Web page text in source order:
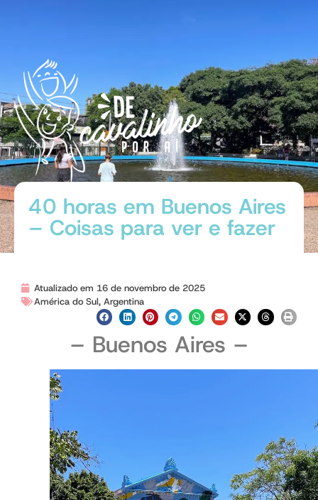
40 horas em Buenos Aires
– Coisas para ver e fazer
Atualizado em 16 de novembro de 2025
América do Sul, Argentina
– Buenos Aires –